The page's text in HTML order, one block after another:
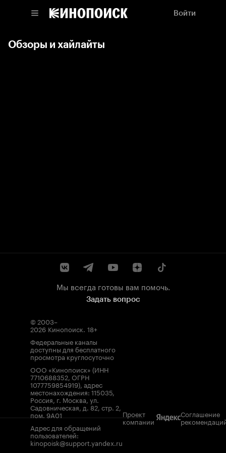
Войти
Обзоры и хайлайты
Мы всегда готовы вам помочь.
Задать вопрос
© 2003–
2026 Кинопоиск. 18+
Федеральные каналы
доступны для бесплатного
просмотра круглосуточно
ООО «Кинопоиск» (ИНН
7710688352, ОГРН
1077759854919), адрес
местонахождения: 115035,
Россия, г. Москва, ул.
Садовническая, д. 82, стр. 2,
пом. 9А01
Адрес для обращений
пользователей:
kinopoisk@support.yandex.ru
Проект
компании
Соглашение